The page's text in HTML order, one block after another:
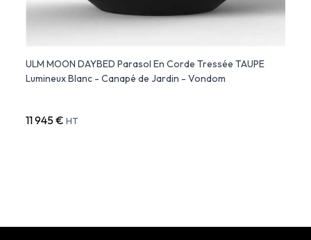
ULM MOON DAYBED Parasol En Corde Tressée TAUPE
Lumineux Blanc - Canapé de Jardin - Vondom
11 945 € HT